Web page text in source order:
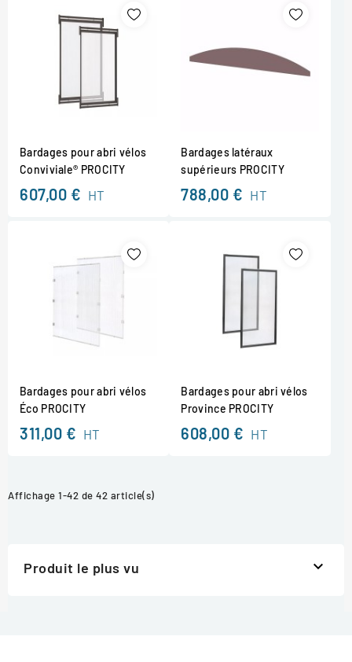
Bardages pour abri vélos
Conviviale® PROCITY
607,00 € HT
Bardages latéraux
supérieurs PROCITY
788,00 € HT
Bardages pour abri vélos
Éco PROCITY
311,00 € HT
Bardages pour abri vélos
Province PROCITY
608,00 € HT
Affichage 1-42 de 42 article(s)
Produit le plus vu 